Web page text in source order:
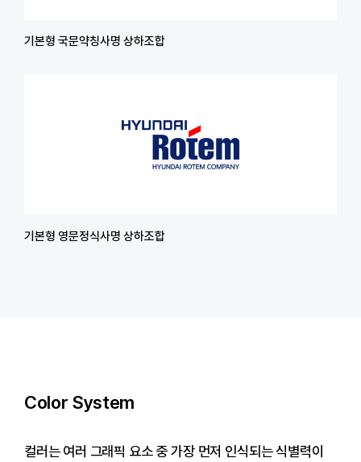
기본형 국문약칭사명 상하조합
기본형 영문정식사명 상하조합
Color System
컬러는 여러 그래픽 요소 중 가장 먼저 인식되는 식별력이